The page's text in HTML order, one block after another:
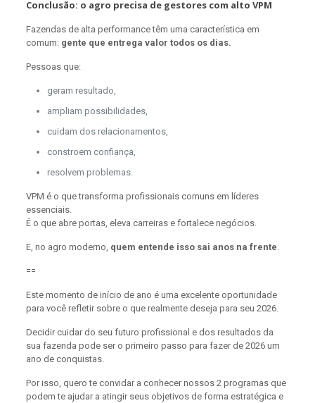
Conclusão: o agro precisa de gestores com alto VPM
Fazendas de alta performance têm uma característica em
comum: gente que entrega valor todos os dias.
Pessoas que:
geram resultado,
ampliam possibilidades,
cuidam dos relacionamentos,
constroem confiança,
resolvem problemas.
VPM é o que transforma profissionais comuns em líderes
essenciais.
É o que abre portas, eleva carreiras e fortalece negócios.
E, no agro moderno, quem entende isso sai anos na frente
==
Este momento de início de ano é uma excelente oportunidade
para você refletir sobre o que realmente deseja para seu 2026.
Decidir cuidar do seu futuro profissional e dos resultados da
sua fazenda pode ser o primeiro passo para fazer de 2026 um
ano de conquistas.
Por isso, quero te convidar a conhecer nossos 2 programas que
podem te ajudar a atingir seus objetivos de forma estratégica e